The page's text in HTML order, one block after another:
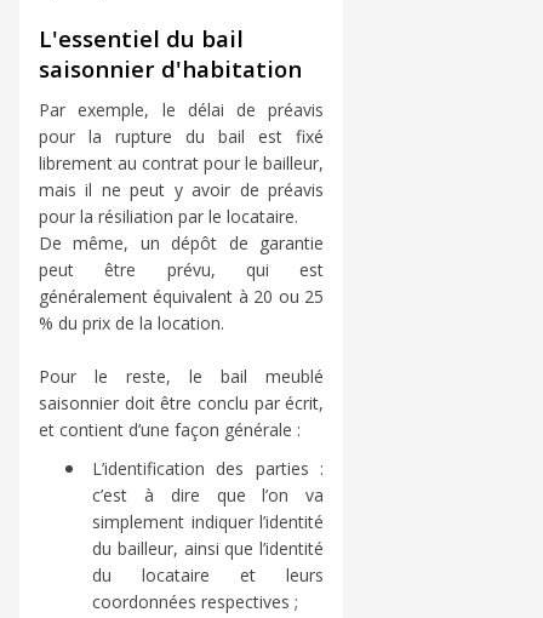
L'essentiel du bail
saisonnier d'habitation
Par exemple, le délai de préavis
pour la rupture du bail est fixé
librement au contrat pour le bailleur,
mais il ne peut y avoir de préavis
pour la résiliation par le locataire.
De même, un dépôt de garantie
peut être prévu, qui est
généralement équivalent à 20 ou 25
% du prix de la location.
Pour le reste, le bail meublé
saisonnier doit être conclu par écrit,
et contient d’une façon générale :
L’identification des parties :
c’est à dire que l’on va
simplement indiquer l’identité
du bailleur, ainsi que l’identité
du locataire et leurs
coordonnées respectives ;